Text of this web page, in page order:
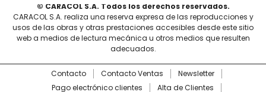
© CARACOL S.A. Todos los derechos reservados.
CARACOL S.A. realiza una reserva expresa de las reproducciones y
usos de las obras y otras prestaciones accesibles desde este sitio
web a medios de lectura mecánica u otros medios que resulten
adecuados.
Contacto Contacto Ventas
Newsletter
Pago electrónico clientes
Alta de Clientes